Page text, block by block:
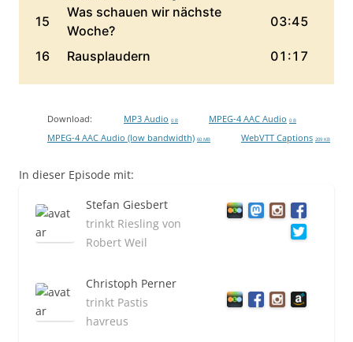
Download: MP3 Audio 0 B MPEG-4 AAC Audio 0 B
MPEG-4 AAC Audio (low bandwidth) 60 MB WebVTT Captions 209 KB
In dieser Episode mit:
Stefan Giesbert
trinkt Riesling von
Robert Weil
Christoph Perner
trinkt Pastis
havreus